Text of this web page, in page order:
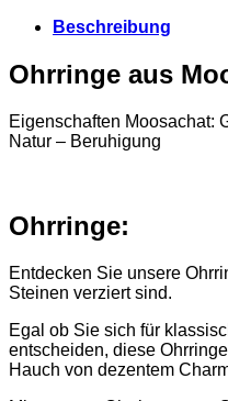
Beschreibung
Ohrringe aus
Eigenschaften Moosachat:
Natur – Beruhigung
Ohrringe:
Entdecken Sie unsere
Steinen verziert sind.
Egal ob Sie sich für
entscheiden, diese
Hauch von dezentem